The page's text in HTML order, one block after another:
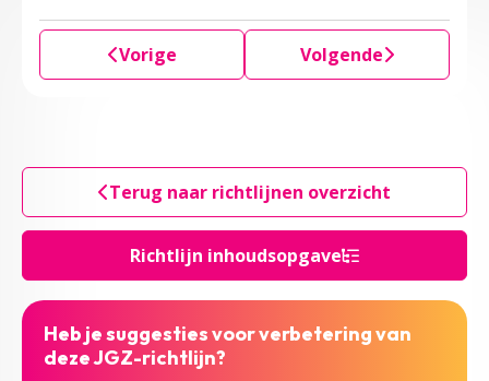
Richtlijn inhoudsopgave
Vorige Volgende
Terug naar richtlijnen overzicht
Heb je suggesties voor verbetering van
deze JGZ-richtlijn?